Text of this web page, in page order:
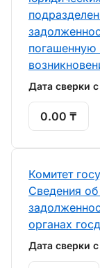
погашенную
Дата сверки
0.00 ₸
Комитет
Сведения об
органах
Дата сверки